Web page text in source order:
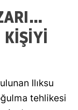
KİŞİYİ
Ilıksu
tehlikesi